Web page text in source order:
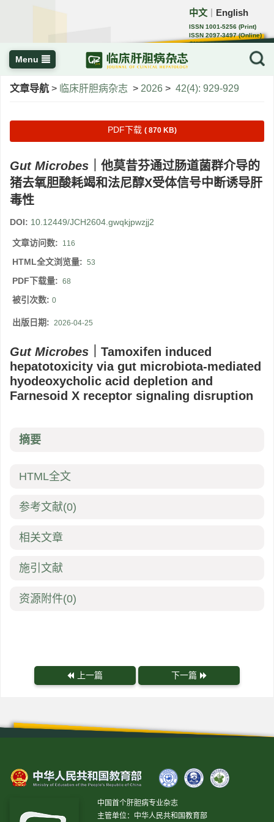
中文 English
ISSN 1001-5256 (Print)
ISSN 2097-3497 (Online)
CN 22-1108/R
Menu
文章导航 > 临床肝胆病杂志 > 2026 > 42(4): 929-929
PDF下载 ( 870 KB)
Gut Microbes ｜他莫昔芬通过肠道菌群介导的
猪去氧胆酸耗竭和法尼醇X受体信号中断诱导肝
毒性
DOI: 10.12449/JCH2604.gwqkjpwzjj2
文章访问数: 116
HTML全文浏览量: 53
PDF下载量: 68
被引次数: 0
出版日期: 2026-04-25
Gut Microbes ｜Tamoxifen induced
hepatotoxicity via gut microbiota-mediated
hyodeoxycholic acid depletion and
Farnesoid X receptor signaling disruption
摘要
HTML全文
参考文献(0)
相关文章
施引文献
资源附件(0)
上一篇 下一篇
中国首个肝胆病专业杂志
主管单位：中华人民共和国教育部